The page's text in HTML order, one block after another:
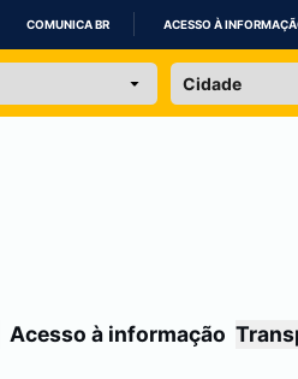
IR
COMUNICA BR ACESSO À
Acesso à informação